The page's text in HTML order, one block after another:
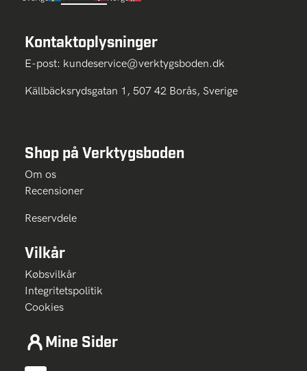
Kontaktoplysninger
E-post: kundeservice@verktygsboden.dk
Källbäcksrydsgatan 1, 507 42 Borås, Sverige
Shop på Verktygsboden
Om os
Recensioner
Reservdele
Vilkår
Købsvilkår
Integritetspolitik
Cookies
Mine Sider